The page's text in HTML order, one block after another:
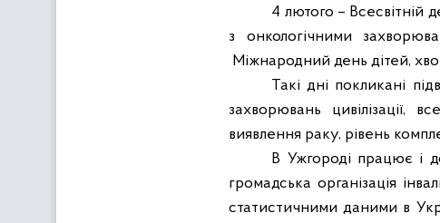
4 лютого – Всесвітній
з онкологічними
Міжнародний день дітей,
Такі дні покликані
захворювань цивілізації,
виявлення раку, рівень
В Ужгороді працює і
громадська організація
статистичними даними в